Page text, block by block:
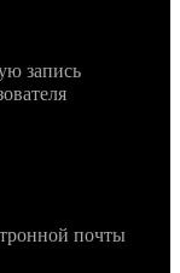
запись
почты